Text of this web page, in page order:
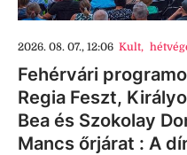
2026. 08. 07., 12:06 Kult,
Fehérvári
Regia Feszt,
Bea és Szokolay
Mancs őrjárat : A